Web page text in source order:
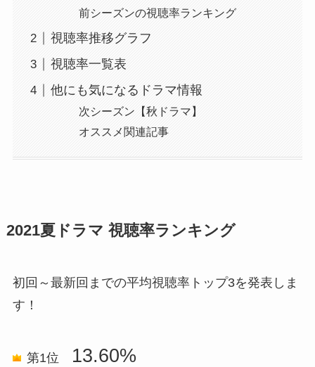
前シーズンの視聴率ランキング
視聴率推移グラフ
視聴率一覧表
他にも気になるドラマ情報
次シーズン【秋ドラマ】
オススメ関連記事
2021夏ドラマ 視聴率ランキング
初回～最新回までの平均視聴率トップ3を発表しま
す！
第1位
13.60%